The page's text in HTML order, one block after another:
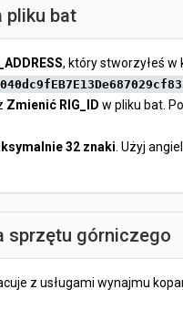
pliku bat
, który stworzyłeś w
Zmienić RIG_ID w pliku bat.
32 znaki . Użyj
sprzętu górniczego
z usługami wynajmu